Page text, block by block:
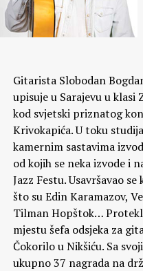
Gitarista Slobodan
upisuje u Sarajevu u klasi
kod svjetski priznatog
Krivokapića. U toku
kamernim sastavima
od kojih se neka izvode i
Jazz Festu. Usavršavao
što su Edin Karamazov,
Tilman Hopštok…
mjestu šefa odsjeka za
Čokorilo u Nikšiću. Sa
ukupno 37 nagrada na